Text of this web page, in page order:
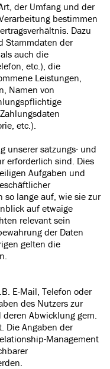
der Umfang und der
bestimmen
Dazu
Stammdaten der
auch die
etc.), die
Leistungen,
Namen von
etc.).
unserer satzungs- und
erforderlich sind. Dies
Aufgaben und
so lange auf, wie sie zur
auf etwaige
relevant sein
der Daten
gelten die
E-Mail, Telefon oder
des Nutzers zur
Abwicklung gem.
Die Angaben der
Management